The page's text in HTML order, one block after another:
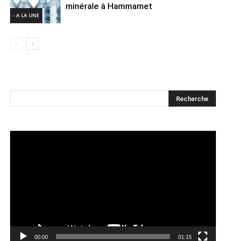
- A LA UNE
minérale à Hammamet
00:00 01:15